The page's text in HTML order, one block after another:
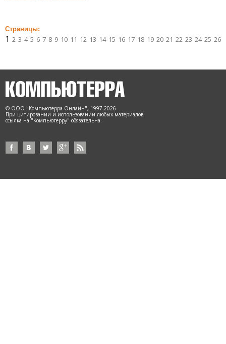
Страницы:
1 2 3 4 5 6 7 8 9 10 11 12 13 14 15 16 17 18 19 20 21 22 23 24 25 26
© ООО "Компьютерра-Онлайн", 1997-2026
При цитировании и использовании любых материалов
ссылка на "Компьютерру" обязательна.